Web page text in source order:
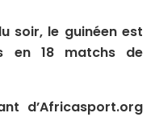
soir, le guinéen est
en 18 matchs de
d’Africasport.org